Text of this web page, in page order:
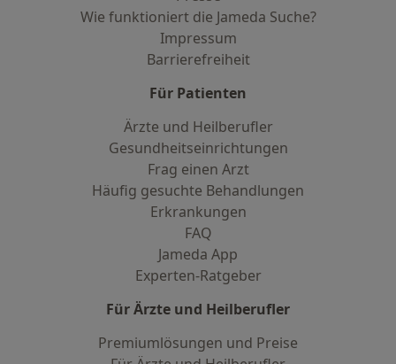
Wie funktioniert die Jameda Suche?
Impressum
Barrierefreiheit
Für Patienten
Ärzte und Heilberufler
Gesundheitseinrichtungen
Frag einen Arzt
Häufig gesuchte Behandlungen
Erkrankungen
FAQ
Jameda App
Experten-Ratgeber
Für Ärzte und Heilberufler
Premiumlösungen und Preise